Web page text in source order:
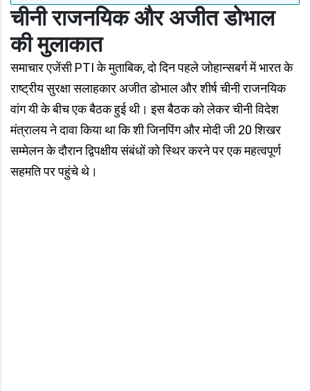
चीनी राजनयिक और अजीत डोभाल
की मुलाकात
समाचार एजेंसी PTI के मुताबिक, दो दिन पहले जोहान्सबर्ग में भारत के
राष्ट्रीय सुरक्षा सलाहकार अजीत डोभाल और शीर्ष चीनी राजनयिक
वांग यी के बीच एक बैठक हुई थी। इस बैठक को लेकर चीनी विदेश
मंत्रालय ने दावा किया था कि शी जिनपिंग और मोदी जी 20 शिखर
सम्मेलन के दौरान द्विपक्षीय संबंधों को स्थिर करने पर एक महत्वपूर्ण
सहमति पर पहुंचे थे।